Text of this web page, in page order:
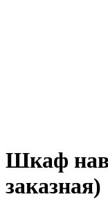
Шкаф
заказная)